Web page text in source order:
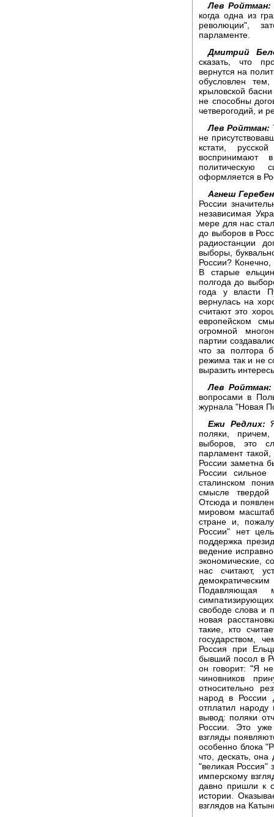
Лев Ройтман:
когда одна из
революции",
парламенте.
Дмитрий
сказать, что
вернутся на
обусловлен
крыловской
не способны
четверогодий, и
Лев Ройтман:
не
кстати,
воспринимают
политическую
оформляется в
Агнеш
России
независимая
мере для нас
до выборов в
радиостанции
выборы,
России?
В старые
полгода до
года у власти
вернулась на
считают это
европейском
огромной
партии
что за полтора
режима так и не
выразить
Лев Ройтман:
вопросами в
журнала "Новая
Ежи Редлих:
поляки,
выборов, это
парламент
России заметна
России сильное
сталинском
смысле твердой
Отсюда и
мировом
стране и,
России" нет
поддержка
ведение
экономические,
нас считают,
Подавляющая
свободе слова и
новая
такие, кто
государством,
Россия при
бывший посол в
он говорит: "Я
чиновников
относительно
народ в России
отплатил народу
вывод: поляки
России. Это
взгляды
особенно блока
что, дескать, она
"великая Россия"
имперскому
давно пришли к
истории.
взглядов на